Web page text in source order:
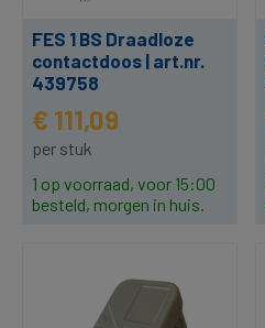
FES 1 BS Draadloze
contactdoos | art.nr.
439758
€ 111,09
per stuk
1 op voorraad, voor 15:00
besteld, morgen in huis.